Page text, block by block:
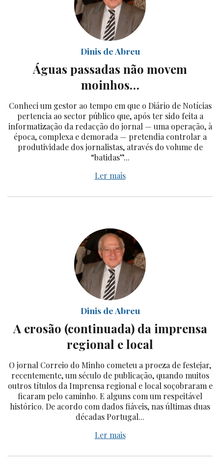
Dinis de Abreu
Águas passadas não movem
moinhos…
Conheci um gestor ao tempo em que o Diário de Notícias
pertencia ao sector público que, após ter sido feita a
informatização da redacção do jornal — uma operação, à
época, complexa e demorada — pretendia controlar a
produtividade dos jornalistas, através do volume de
“batidas”...
Ler mais
Dinis de Abreu
A erosão (continuada) da imprensa
regional e local
O jornal Correio do Minho cometeu a proeza de festejar,
recentemente, um século de publicação, quando muitos
outros títulos da Imprensa regional e local soçobraram e
ficaram pelo caminho. E alguns com um respeitável
histórico. De acordo com dados fiáveis, nas últimas duas
décadas Portugal...
Ler mais